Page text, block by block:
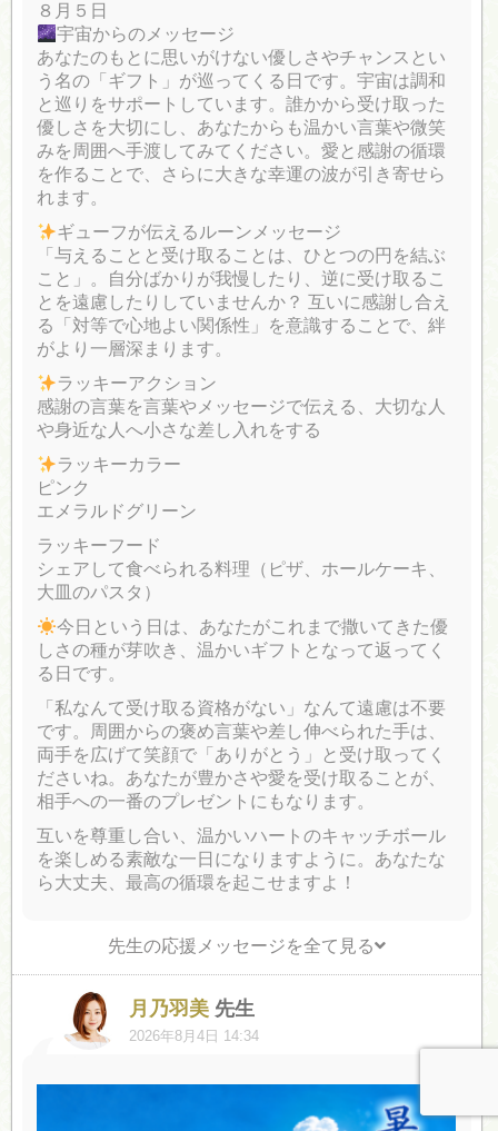
８月５日
宇宙からのメッセージ
あなたのもとに思いがけない優しさやチャンスとい
う名の「ギフト」が巡ってくる日です。宇宙は調和
と巡りをサポートしています。誰かから受け取った
優しさを大切にし、あなたからも温かい言葉や微笑
みを周囲へ手渡してみてください。愛と感謝の循環
を作ることで、さらに大きな幸運の波が引き寄せら
れます。
ギューフが伝えるルーンメッセージ
「与えることと受け取ることは、ひとつの円を結ぶ
こと」。自分ばかりが我慢したり、逆に受け取るこ
とを遠慮したりしていませんか？ 互いに感謝し合え
る「対等で心地よい関係性」を意識することで、絆
がより一層深まります。
ラッキーアクション
感謝の言葉を言葉やメッセージで伝える、大切な人
や身近な人へ小さな差し入れをする
ラッキーカラー
ピンク
エメラルドグリーン
ラッキーフード
シェアして食べられる料理（ピザ、ホールケーキ、
大皿のパスタ）
今日という日は、あなたがこれまで撒いてきた優
しさの種が芽吹き、温かいギフトとなって返ってく
る日です。
「私なんて受け取る資格がない」なんて遠慮は不要
です。周囲からの褒め言葉や差し伸べられた手は、
両手を広げて笑顔で「ありがとう」と受け取ってく
ださいね。あなたが豊かさや愛を受け取ることが、
相手への一番のプレゼントにもなります。
互いを尊重し合い、温かいハートのキャッチボール
を楽しめる素敵な一日になりますように。あなたな
ら大丈夫、最高の循環を起こせますよ！
先生の応援メッセージを全て見る
月乃羽美 先生
2026年8月4日 14:34